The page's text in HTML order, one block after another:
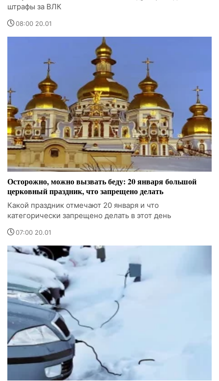
штрафы за ВЛК
08:00 20.01
Осторожно, можно вызвать беду: 20 января большой
церковный праздник, что запрещено делать
Какой праздник отмечают 20 января и что
категорически запрещено делать в этот день
07:00 20.01